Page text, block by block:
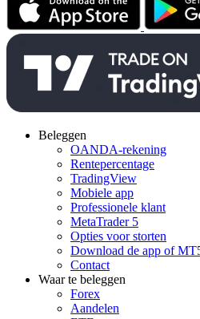
Beleggen
OANDA-rekening
Rentepercentage
TradingView
Mobiele app
Professionele klant
MetaTrader 5
Opties voor storten
Download de app of
Contact
Waar te beleggen
Forex
Aandelen